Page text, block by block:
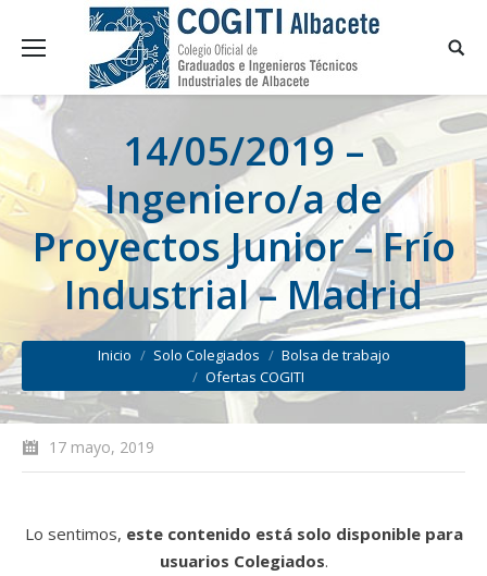
14/05/2019 –
Ingeniero/a de
Proyectos Junior – Frío
Industrial – Madrid
You are here:
Inicio Solo Colegiados
Bolsa de trabajo
Ofertas COGITI
17 mayo, 2019
Lo sentimos, este contenido está solo disponible para
usuarios Colegiados.